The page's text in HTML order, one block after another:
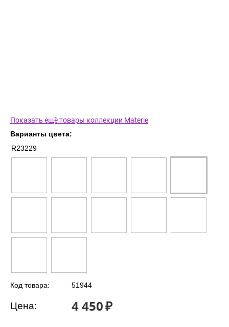
Показать ещё товары коллекции Materie
Варианты цвета:
R23229
Код товара: 51944
Цена: 4 450₽